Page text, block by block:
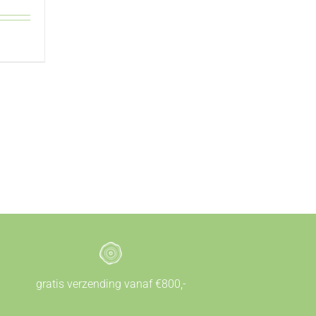
gratis verzending vanaf €800,-